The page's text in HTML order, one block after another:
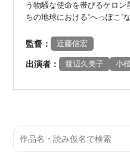
う物騒な使命を帯びるケロ
ちの地球における“へっぽこ”
監督： 近藤信宏
出演者： 渡辺久美子 小